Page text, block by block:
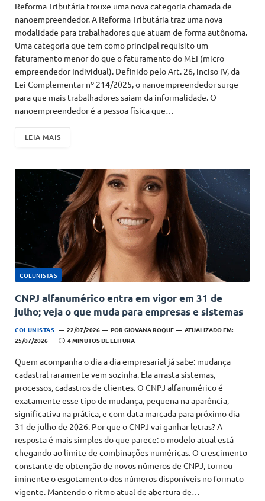
Reforma Tributária trouxe uma nova categoria chamada de
nanoempreendedor. A Reforma Tributária traz uma nova
modalidade para trabalhadores que atuam de forma autônoma.
Uma categoria que tem como principal requisito um
faturamento menor do que o faturamento do MEI (micro
empreendedor Individual). Definido pelo Art. 26, inciso IV, da
Lei Complementar nº 214/2025, o nanoempreendedor surge
para que mais trabalhadores saiam da informalidade. O
nanoempreendedor é a pessoa física que…
LEIA MAIS
COLUNISTAS
CNPJ alfanumérico entra em vigor em 31 de
julho; veja o que muda para empresas e sistemas
COLUNISTAS 22/07/2026 POR GIOVANA ROQUE
ATUALIZADO EM:
25/07/2026
4 MINUTOS DE LEITURA
Quem acompanha o dia a dia empresarial já sabe: mudança
cadastral raramente vem sozinha. Ela arrasta sistemas,
processos, cadastros de clientes. O CNPJ alfanumérico é
exatamente esse tipo de mudança, pequena na aparência,
significativa na prática, e com data marcada para próximo dia
31 de julho de 2026. Por que o CNPJ vai ganhar letras? A
resposta é mais simples do que parece: o modelo atual está
chegando ao limite de combinações numéricas. O crescimento
constante de obtenção de novos números de CNPJ, tornou
iminente o esgotamento dos números disponíveis no formato
vigente. Mantendo o ritmo atual de abertura de…